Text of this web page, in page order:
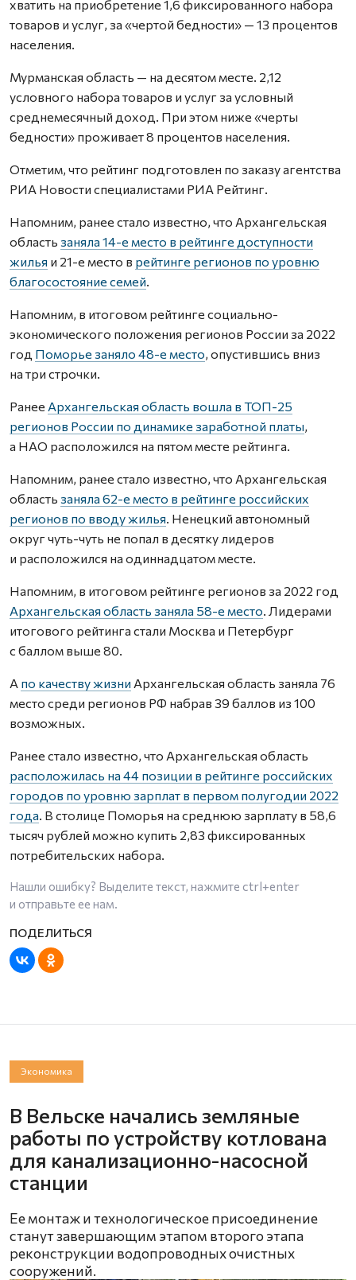
хватить на приобретение 1,6 фиксированного набора
товаров и услуг, за «чертой бедности» — 13 процентов
населения.
Мурманская область — на десятом месте. 2,12
условного набора товаров и услуг за условный
среднемесячный доход. При этом ниже «черты
бедности» проживает 8 процентов населения.
Отметим, что рейтинг подготовлен по заказу агентства
РИА Новости специалистами РИА Рейтинг.
Напомним, ранее стало известно, что Архангельская
область заняла 14-е место в рейтинге доступности
жилья и 21-е место в рейтинге регионов по уровню
благосостояние семей.
Напомним, в итоговом рейтинге социально-
экономического положения регионов России за 2022
год Поморье заняло 48-е место, опустившись вниз
на три строчки.
Ранее Архангельская область вошла в ТОП-25
регионов России по динамике заработной платы,
а НАО расположился на пятом месте рейтинга.
Напомним, ранее стало известно, что Архангельская
область заняла 62-е место в рейтинге российских
регионов по вводу жилья. Ненецкий автономный
округ чуть-чуть не попал в десятку лидеров
и расположился на одиннадцатом месте.
Напомним, в итоговом рейтинге регионов за 2022 год
Архангельская область заняла 58-е место. Лидерами
итогового рейтинга стали Москва и Петербург
с баллом выше 80.
А по качеству жизни Архангельская область заняла 76
место среди регионов РФ набрав 39 баллов из 100
возможных.
Ранее стало известно, что Архангельская область
расположилась на 44 позиции в рейтинге российских
городов по уровню зарплат в первом полугодии 2022
года. В столице Поморья на среднюю зарплату в 58,6
тысяч рублей можно купить 2,83 фиксированных
потребительских набора.
Нашли ошибку? Выделите текст, нажмите ctrl+enter
и отправьте ее нам.
Экономика
В Вельске начались земляные
работы по устройству котлована
для канализационно-насосной
станции
Ее монтаж и технологическое присоединение
станут завершающим этапом второго этапа
реконструкции водопроводных очистных
сооружений.